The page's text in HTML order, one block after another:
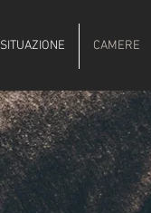
SITUAZIONE CAMERE